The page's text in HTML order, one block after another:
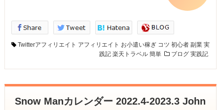
Twitterアフィリエイト アフィリエイト お小遣い稼ぎ コツ 初心者 副業 実
践記 楽天トラベル 簡単 ブログ 実践記
Snow Manカレンダー 2022.4-2023.3 John